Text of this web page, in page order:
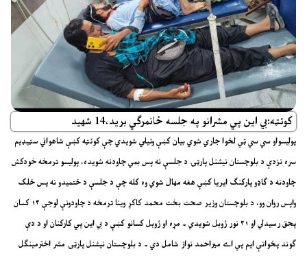
کوئټه:بي اين پي مشرانو په جلسه ځانمرګي بريد،14 شهيد
پوليسواو سي سي ټي لخوا جاري شوي بيان کښې وئيلي شويدي چې کوئټه کښې شاهواني سټيډيم
سره نزدې د بلوچستان نيشنل پارټۍ د جلسې نه پس بمي چاودنه شويده، پوليسو ترمخه خودکش
چاودنه د ګاډو پارکنګ ايريا کښې هغه مهال شوي وه کله چې د جلسې د ختميدو نه پس خلک
واپس روان وو، د بلوچستان وزير صحت بخت محمد کاکړ وينا ترمخه د چاودونې لوجې ۱۳ کسان
پحق رسيدلي او ۳۱ نور ژوبل شويدي ۔ مړه او ژوبل کسانو کښې د بي اين پي کارکنان او د دې
ګوند پخوانې ايم پي اے ميراحمد نواز شامل دي ۔ د بلوچستان نيشنل پارټۍ مشر اخترمينګل